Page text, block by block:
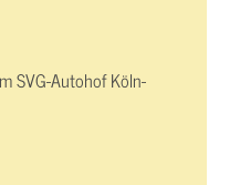
SVG-Autohof Köln-